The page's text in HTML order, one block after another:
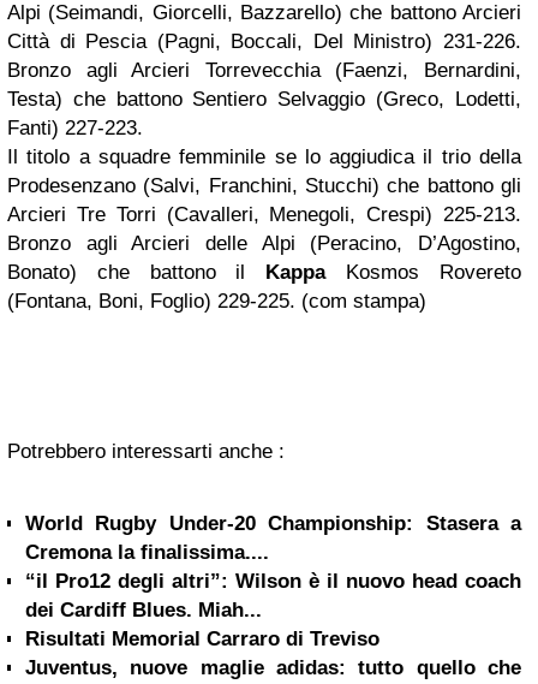
Alpi (Seimandi, Giorcelli, Bazzarello) che battono Arcieri
Città di Pescia (Pagni, Boccali, Del Ministro) 231-226.
Bronzo agli Arcieri Torrevecchia (Faenzi, Bernardini,
Testa) che battono Sentiero Selvaggio (Greco, Lodetti,
Fanti) 227-223.
Il titolo a squadre femminile se lo aggiudica il trio della
Prodesenzano (Salvi, Franchini, Stucchi) che battono gli
Arcieri Tre Torri (Cavalleri, Menegoli, Crespi) 225-213.
Bronzo agli Arcieri delle Alpi (Peracino, D’Agostino,
Bonato) che battono il KappaKosmos Rovereto
(Fontana, Boni, Foglio) 229-225. (com stampa)
Potrebbero interessarti anche :
World Rugby Under-20 Championship: Stasera a
Cremona la finalissima....
“il Pro12 degli altri”: Wilson è il nuovo head coach
dei Cardiff Blues. Miah...
Risultati Memorial Carraro di Treviso
Juventus, nuove maglie adidas: tutto quello che